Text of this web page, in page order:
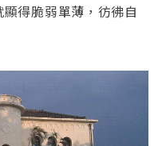
得脆弱單薄，彷彿自